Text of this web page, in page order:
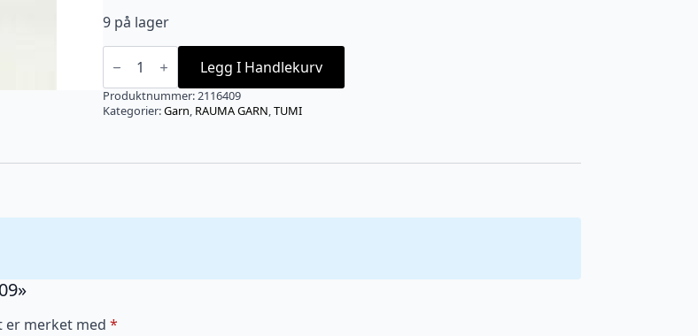
9 på lager
TUMI
Kremgul
6409
antall
Legg I Handlekurv
Produktnummer:2116409
Kategorier:Garn, RAUMA GARN,TUMI
er merket med *